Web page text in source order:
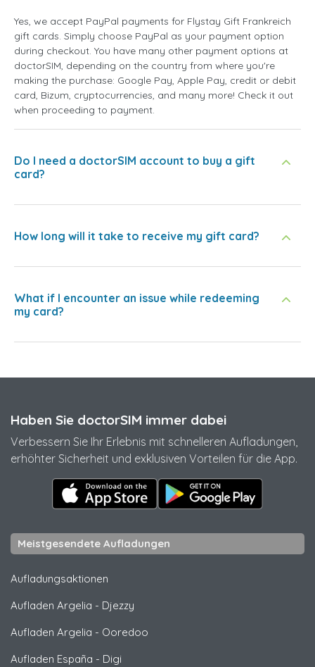
Yes, we accept PayPal payments for Flystay Gift Frankreich
gift cards. Simply choose PayPal as your payment option
during checkout. You have many other payment options at
doctorSIM, depending on the country from where you're
making the purchase: Google Pay, Apple Pay, credit or debit
card, Bizum, cryptocurrencies, and many more! Check it out
when proceeding to payment.
Do I need a doctorSIM account to buy a gift
card?
How long will it take to receive my gift card?
What if I encounter an issue while redeeming
my card?
Haben Sie doctorSIM immer dabei
Verbessern Sie Ihr Erlebnis mit schnelleren Aufladungen,
erhöhter Sicherheit und exklusiven Vorteilen für die App.
Meistgesendete Aufladungen
Aufladungsaktionen
Aufladen Argelia - Djezzy
Aufladen Argelia - Ooredoo
Aufladen España - Digi